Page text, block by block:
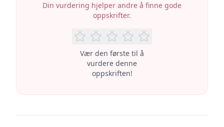
Din vurdering hjelper andre å finne gode
oppskrifter.
Vær den første til å
vurdere denne
oppskriften!